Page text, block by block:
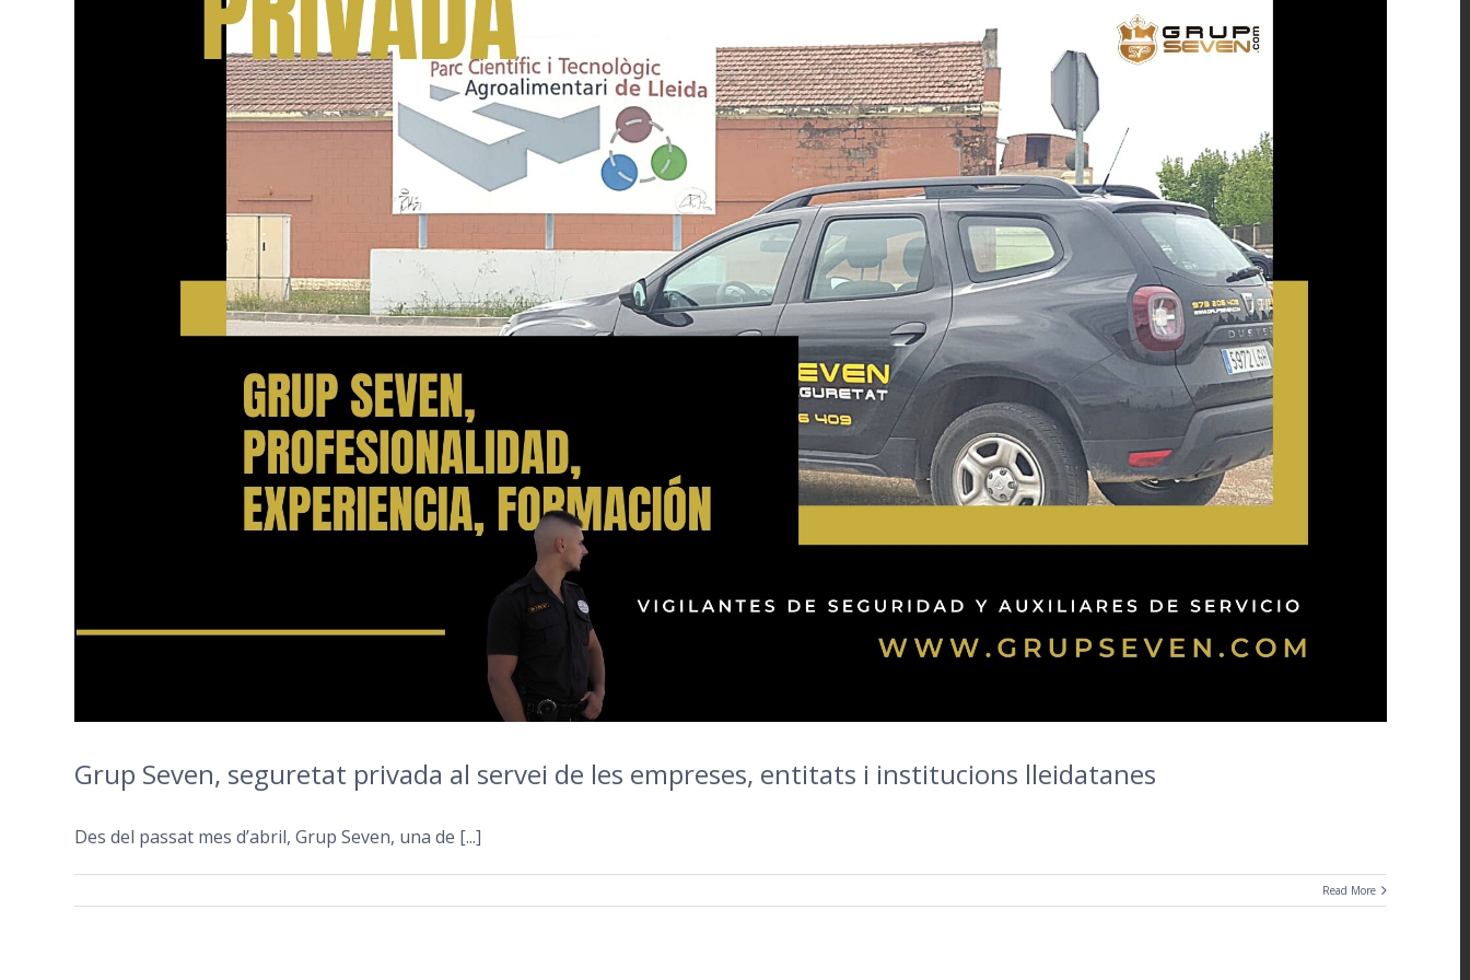
Grup Seven, seguretat privada al servei de les empreses, entitats i institucions lleidatanes
Des del passat mes d’abril, Grup Seven, una de [...]
Read More